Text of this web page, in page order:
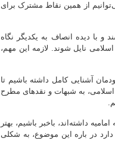
از همین نقاط مشترک برای
و با دیده انصاف به یکدیگر نگاه
نایل شوند. لازمه این مهم،
آشنایی کامل داشته باشیم تا
اسلامی، به شبهات و نقدهای مطرح
داشته‌اند، باخبر باشیم، بهتر
دارد در باره این موضوع، به شکلی